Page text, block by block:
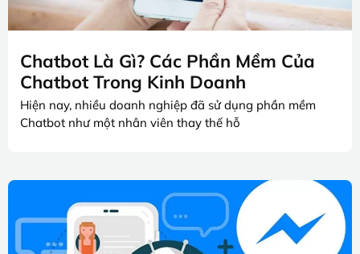
Chatbot Là Gì? Các Phần Mềm Của
Chatbot Trong Kinh Doanh
Hiện nay, nhiều doanh nghiệp đã sử dụng phần mềm
Chatbot như một nhân viên thay thế hỗ